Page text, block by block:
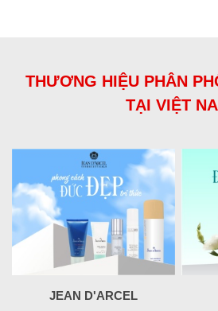
THƯƠNG HIỆU PHÂN
TẠI VIỆT
JEAN D'ARCEL